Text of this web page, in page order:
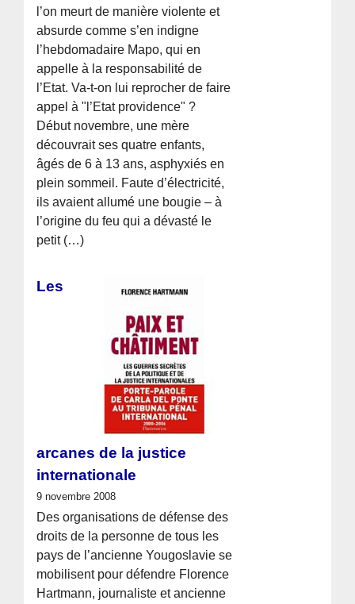
l’on meurt de manière violente et
absurde comme s’en indigne
l’hebdomadaire Mapo, qui en
appelle à la responsabilité de
l’Etat. Va-t-on lui reprocher de faire
appel à "l’Etat providence" ?
Début novembre, une mère
découvrait ses quatre enfants,
âgés de 6 à 13 ans, asphyxiés en
plein sommeil. Faute d’électricité,
ils avaient allumé une bougie – à
l’origine du feu qui a dévasté le
petit (…)
Les
arcanes de la justice
internationale
9 novembre 2008
Des organisations de défense des
droits de la personne de tous les
pays de l’ancienne Yougoslavie se
mobilisent pour défendre Florence
Hartmann, journaliste et ancienne